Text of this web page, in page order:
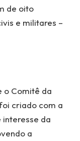
de oito
e militares –
o Comitê da
criado com a
da
a